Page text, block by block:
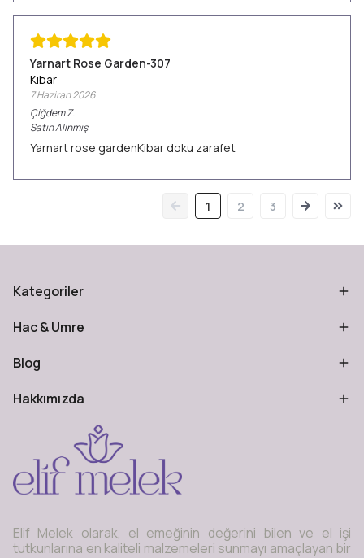
Yarnart Rose Garden-307
Kibar
7 Haziran 2026
ÇiğdemZ.
Satın Alınmış
Yarnart rose gardenKibar doku zarafet
1 2 3
Kategoriler
Hac & Umre
Blog
Hakkımızda
Elif Melek olarak, el emeğinin değerini bilen ve el işi
tutkunlarına en kaliteli malzemeleri sunmayı amaçlayan bir